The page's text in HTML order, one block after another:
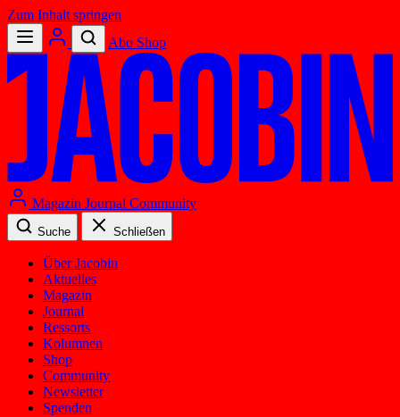
Zum Inhalt springen
Abo Shop
Magazin Journal Community
Suche Schließen
Über Jacobin
Aktuelles
Magazin
Journal
Ressorts
Kolumnen
Shop
Community
Newsletter
Spenden